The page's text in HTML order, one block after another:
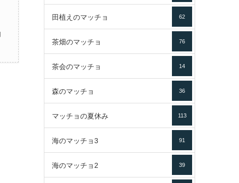
田植えのマッチョ 62
茶畑のマッチョ 76
茶会のマッチョ 14
森のマッチョ 36
マッチョの夏休み 113
海のマッチョ3 91
海のマッチョ2 39